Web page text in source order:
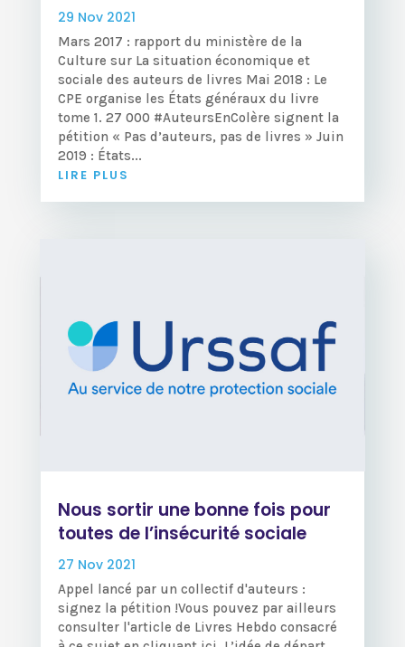
29 Nov 2021
Mars 2017 : rapport du ministère de la
Culture sur La situation économique et
sociale des auteurs de livres Mai 2018 : Le
CPE organise les États généraux du livre
tome 1. 27 000 #AuteursEnColère signent la
pétition « Pas d’auteurs, pas de livres » Juin
2019 : États...
LIRE PLUS
Nous sortir une bonne fois pour
toutes de l’insécurité sociale
27 Nov 2021
Appel lancé par un collectif d'auteurs :
signez la pétition !Vous pouvez par ailleurs
consulter l'article de Livres Hebdo consacré